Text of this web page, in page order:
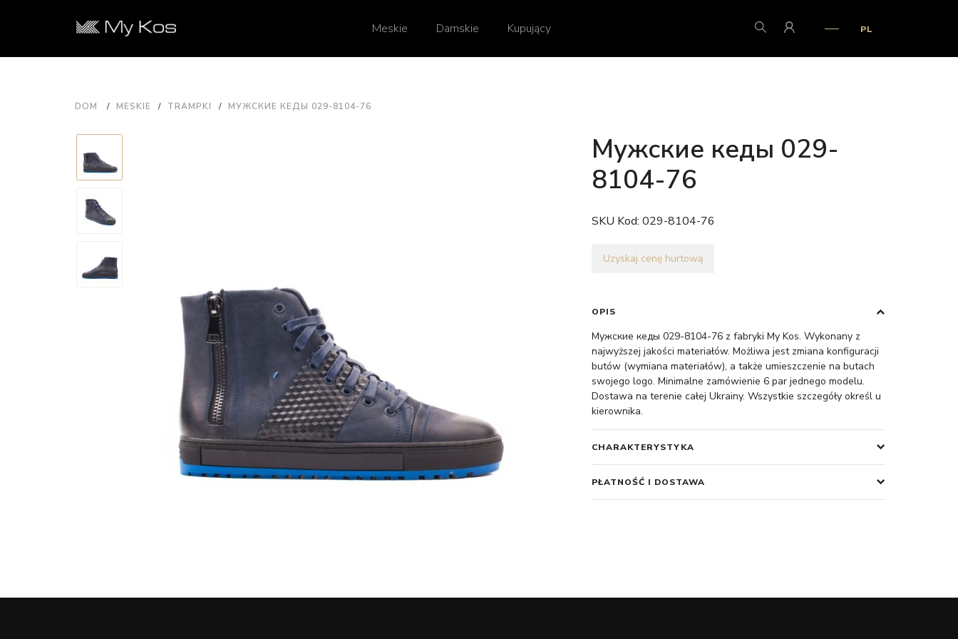
Meskie Damskie Kupujący PL
DOM MESKIE TRAMPKI МУЖСКИЕ КЕДЫ 029-8104-76
Мужские кеды 029-
8104-76
SKU Kod: 029-8104-76
Uzyskaj cenę hurtową
OPIS
Мужские кеды 029-8104-76 z fabryki My Kos. Wykonany z
najwyższej jakości materiałów. Możliwa jest zmiana konfiguracji
butów (wymiana materiałów), a także umieszczenie na butach
swojego logo. Minimalne zamówienie 6 par jednego modelu.
Dostawa na terenie całej Ukrainy. Wszystkie szczegóły określ u
kierownika.
CHARAKTERYSTYKA
PŁATNOŚĆ I DOSTAWA